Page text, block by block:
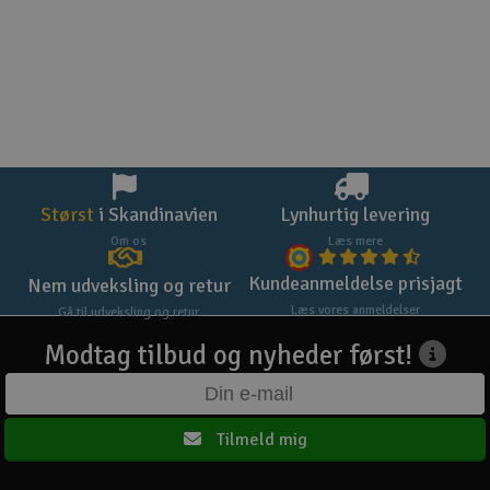
Størst i Skandinavien
Om os
Lynhurtig levering
Læs mere
Nem udveksling og retur
Gå til udveksling og retur
Kundeanmeldelse prisjagt
Læs vores anmeldelser
Modtag tilbud og nyheder først!
Tilmeld mig